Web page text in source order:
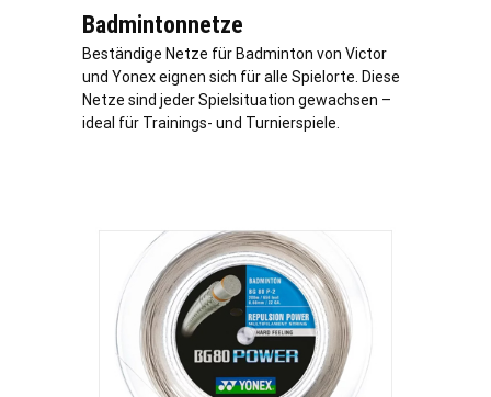
Badmintonnetze
Beständige Netze für Badminton von Victor
und Yonex eignen sich für alle Spielorte. Diese
Netze sind jeder Spielsituation gewachsen –
ideal für Trainings- und Turnierspiele.